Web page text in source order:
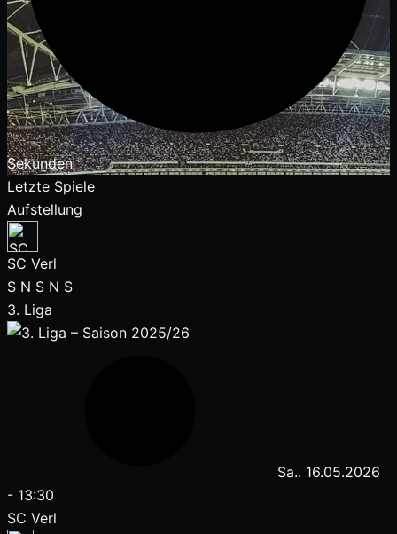
Sekunden
Letzte Spiele
Aufstellung
SC Verl
S N S N S
3. Liga
Sa.. 16.05.2026
- 13:30
SC Verl